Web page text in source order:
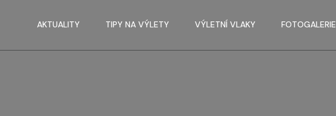
AKTUALITY TIPY NA VÝLETY VÝLETNÍ VLAKY FOTOGALERIE